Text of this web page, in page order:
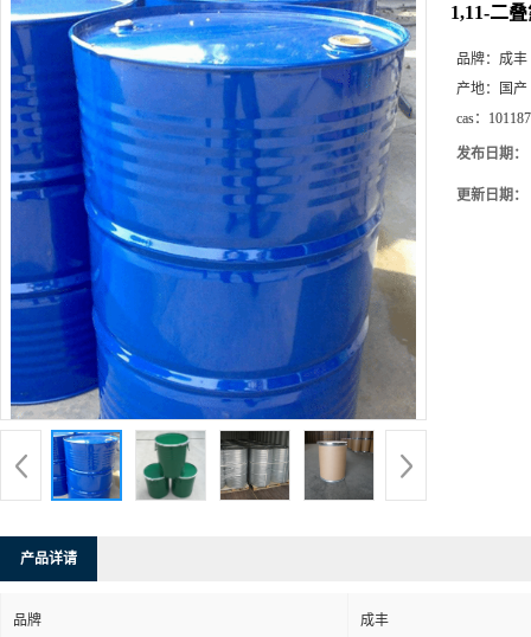
1,11-二
品牌： 成丰
产地：
国产
cas：
发布日期：
更新日期：
产品详请
品牌 成丰